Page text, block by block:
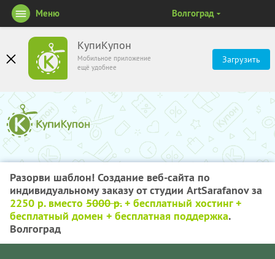
КупиКупон
Мобильное приложение
ещё удобнее
Загрузить
Меню Волгоград
Разорви шаблон! Создание веб-сайта по
индивидуальному заказу от студии ArtSarafanov за
2250 р. вместо 5000 р.+ бесплатный хостинг +
бесплатный домен + бесплатная поддержка.
Волгоград